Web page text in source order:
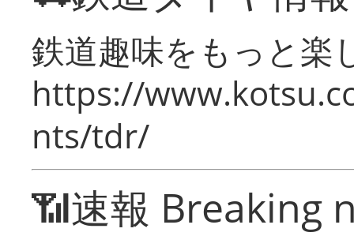
鉄道趣味をもっと楽
https://
nts/tdr/
📶速報 Breaking